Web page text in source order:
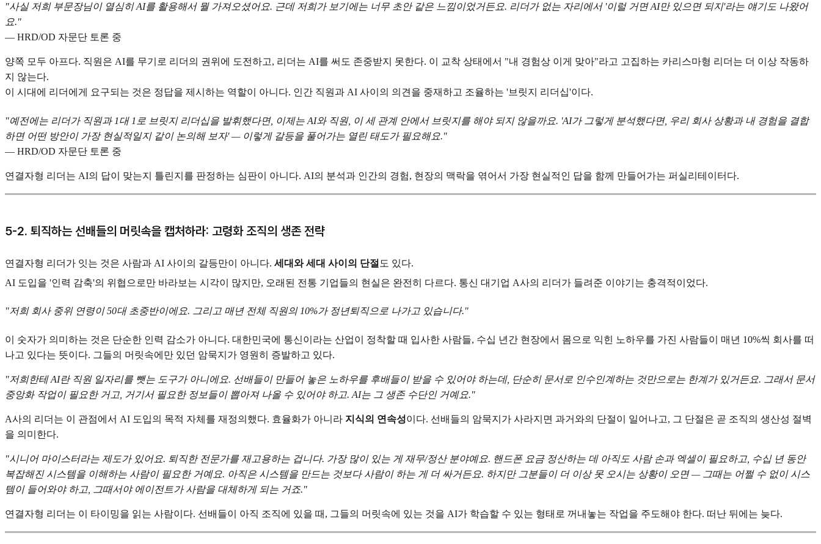
"사실 저희 부문장님이 열심히 AI를 활용해서 뭘 가져오셨어요. 근데 저희가 보기에는 너무 초안 같은 느낌이었거든요. 리더가 없는 자리에서 '이럴 거면 AI만 있으면 되지'라는 얘기도 나왔어
요."
— HRD/OD 자문단 토론 중
양쪽 모두 아프다. 직원은 AI를 무기로 리더의 권위에 도전하고, 리더는 AI를 써도 존중받지 못한다. 이 교착 상태에서 "내 경험상 이게 맞아"라고 고집하는 카리스마형 리더는 더 이상 작동하
지 않는다.
이 시대에 리더에게 요구되는 것은 정답을 제시하는 역할이 아니다. 인간 직원과 AI 사이의 의견을 중재하고 조율하는 '브릿지 리더십'이다.
"예전에는 리더가 직원과 1대 1로 브릿지 리더십을 발휘했다면, 이제는 AI와 직원, 이 세 관계 안에서 브릿지를 해야 되지 않을까요. 'AI가 그렇게 분석했다면, 우리 회사 상황과 내 경험을 결합
하면 어떤 방안이 가장 현실적일지 같이 논의해 보자' — 이렇게 갈등을 풀어가는 열린 태도가 필요해요."
— HRD/OD 자문단 토론 중
연결자형 리더는 AI의 답이 맞는지 틀린지를 판정하는 심판이 아니다. AI의 분석과 인간의 경험, 현장의 맥락을 엮어서 가장 현실적인 답을 함께 만들어가는 퍼실리테이터다.
5-2. 퇴직하는 선배들의 머릿속을 캡처하라: 고령화 조직의 생존 전략
연결자형 리더가 잇는 것은 사람과 AI 사이의 갈등만이 아니다. 세대와 세대 사이의 단절 도 있다.
AI 도입을 '인력 감축'의 위협으로만 바라보는 시각이 많지만, 오래된 전통 기업들의 현실은 완전히 다르다. 통신 대기업 A사의 리더가 들려준 이야기는 충격적이었다.
"저희 회사 중위 연령이 50대 초중반이에요. 그리고 매년 전체 직원의 10%가 정년퇴직으로 나가고 있습니다."
이 숫자가 의미하는 것은 단순한 인력 감소가 아니다. 대한민국에 통신이라는 산업이 정착할 때 입사한 사람들, 수십 년간 현장에서 몸으로 익힌 노하우를 가진 사람들이 매년 10%씩 회사를 떠
나고 있다는 뜻이다. 그들의 머릿속에만 있던 암묵지가 영원히 증발하고 있다.
"저희한테 AI란 직원 일자리를 뺏는 도구가 아니에요. 선배들이 만들어 놓은 노하우를 후배들이 받을 수 있어야 하는데, 단순히 문서로 인수인계하는 것만으로는 한계가 있거든요. 그래서 문서
중앙화 작업이 필요한 거고, 거기서 필요한 정보들이 뽑아져 나올 수 있어야 하고. AI는 그 생존 수단인 거예요."
A사의 리더는 이 관점에서 AI 도입의 목적 자체를 재정의했다. 효율화가 아니라 지식의 연속성이다. 선배들의 암묵지가 사라지면 과거와의 단절이 일어나고, 그 단절은 곧 조직의 생산성 절벽
을 의미한다.
"시니어 마이스터라는 제도가 있어요. 퇴직한 전문가를 재고용하는 겁니다. 가장 많이 있는 게 재무/정산 분야예요. 핸드폰 요금 정산하는 데 아직도 사람 손과 엑셀이 필요하고, 수십 년 동안
복잡해진 시스템을 이해하는 사람이 필요한 거예요. 아직은 시스템을 만드는 것보다 사람이 하는 게 더 싸거든요. 하지만 그분들이 더 이상 못 오시는 상황이 오면 — 그때는 어쩔 수 없이 시스
템이 들어와야 하고, 그때서야 에이전트가 사람을 대체하게 되는 거죠."
연결자형 리더는 이 타이밍을 읽는 사람이다. 선배들이 아직 조직에 있을 때, 그들의 머릿속에 있는 것을 AI가 학습할 수 있는 형태로 꺼내놓는 작업을 주도해야 한다. 떠난 뒤에는 늦다.